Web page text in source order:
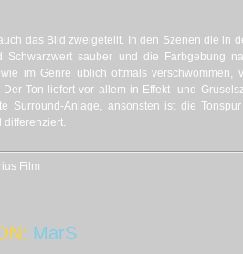
das Bild zweigeteilt. In den Szenen die in
Schwarzwert sauber und die Farbgebung
im Genre üblich oftmals verschwommen,
Der Ton liefert vor allem in Effekt- und
Surround-Anlage, ansonsten ist die
differenziert.
Film
MarS